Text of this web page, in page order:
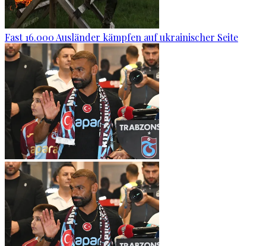
Fast 16.000 Ausländer kämpfen auf ukrainischer Seite